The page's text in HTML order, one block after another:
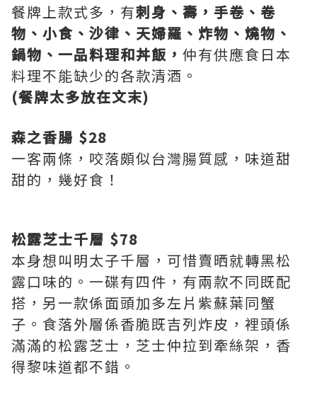
餐牌上款式多，有刺身、壽，手卷、卷
物、小食、沙律、天婦羅、炸物、燒物、
鍋物、一品料理和丼飯， 仲有供應食日本
料理不能缺少的各款清酒。
(餐牌太多放在文末)
森之香腸 $28
一客兩條，咬落頗似台灣腸質感，味道甜
甜的，幾好食！
松露芝士千層 $78
本身想叫明太子千層，可惜賣晒就轉黑松
露口味的。一碟有四件，有兩款不同既配
搭，另一款係面頭加多左片紫蘇葉同蟹
子。食落外層係香脆既吉列炸皮，裡頭係
滿滿的松露芝士，芝士仲拉到牽絲架，香
得黎味道都不錯。